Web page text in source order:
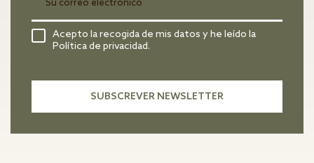
Acepto la recogida de mis datos y he leído la
Política de privacidad.